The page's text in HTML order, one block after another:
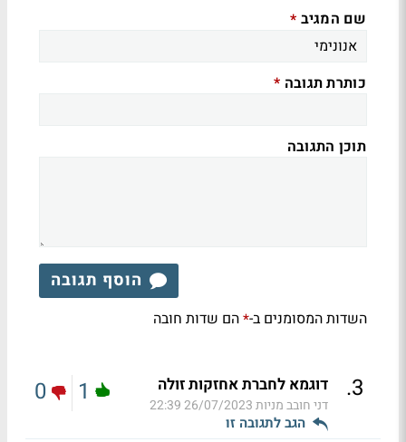
שם המגיב *
כותרת תגובה *
תוכן התגובה
הוסף תגובה
השדות המסומנים ב-*הם שדות חובה
3
. דוגמא לחברת אחזקות זולה
דני חובב מניות26/07/2023 22:39
הגב לתגובה זו
1
0